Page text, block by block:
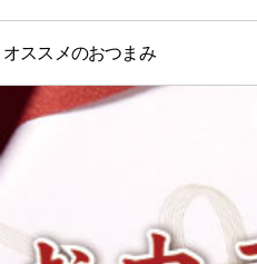
オススメのおつまみ